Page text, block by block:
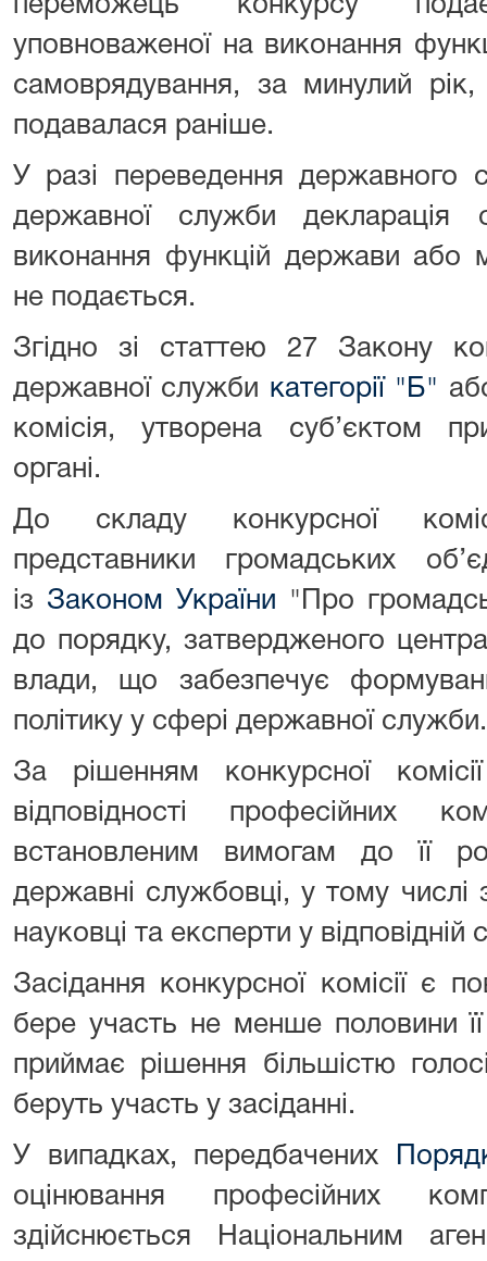
переможець конкурсу
уповноваженої на виконання
самоврядування, за минулий
подавалася раніше.
У разі переведення державного
державної служби декларація
виконання функцій держави або
не подається.
Згідно зі статтею 27 Закону
державної служби категорії "Б"
комісія, утворена суб’єктом
органі.
До складу конкурсної
представники громадських
із Законом України "Про
до порядку, затвердженого
влади, що забезпечує
політику у сфері державної служби.
За рішенням конкурсної
відповідності професійних
встановленим вимогам до її
державні службовці, у тому числі
науковці та експерти у відповідній
Засідання конкурсної комісії є
бере участь не менше половини
приймає рішення більшістю
беруть участь у засіданні.
У випадках, передбачених
оцінювання професійних
здійснюється Національним